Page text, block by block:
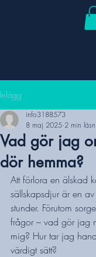
Inlägg
Vad gör jag
dör hemma?
info3188573
8 maj 2025 2 min
Att förlora en älskad
sällskapsdjur är en av
stunder. Förutom
frågor – vad gör jag
mig? Hur tar jag
värdigt sätt?